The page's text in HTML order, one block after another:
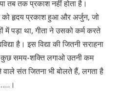
तब तक प्रकाश नहीं होता है।
को हृदय प्रकाश हुआ और अर्जुन, जो
में पड़ा था, गीता ने उसको कर्म करते
है। इस विद्या की जितनी सराहना
कुछ समय-शक्ति लगाओ उतनी कम
वाले संत जितना भी बोलते हैं, लगता है